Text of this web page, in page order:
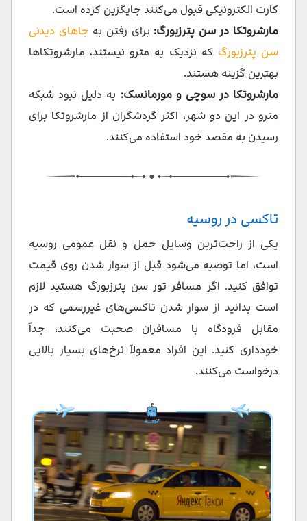
کارت الکترونیکی قبول می‌کنند جایگزین کرده است.
مارشروتکا در سن پترزبورگ: برای رفتن به جاهای دیدنی
سن پترزبورگ که نزدیک به مترو نیستند، مارشروتکاها
بهترین گزینه هستند.
مارشروتکا در سوچی و مورمانسک: به دلیل نبود شبکه
مترو در این دو شهر، اکثر گردشگران از مارشروتکا برای
رسیدن به مقصد خود استفاده می‌کنند.
تاکسی در روسیه
یکی از راحت‌ترین وسایل حمل و نقل عمومی روسیه
است، اما توصیه می‌شود قبل از سوار شدن روی قیمت
توافق کنید. اگر مسافر تور سن پترزبورگ هستید لازم
است بدانید از سوار شدن تاکسی‌های غیررسمی که در
مقابل فرودگاه با مسافران صحبت می‌کنند، جداً
خودداری کنید. این افراد معمولاً نرخ‌های بسیار بالایی
درخواست می‌کنند.